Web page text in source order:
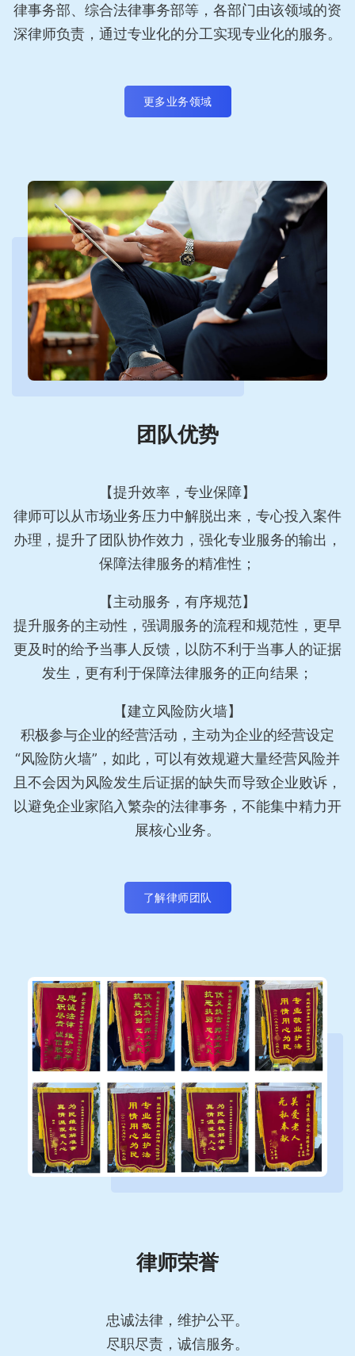
律事务部、综合法律事务部等，各部门由该领域的资
深律师负责，通过专业化的分工实现专业化的服务。
更多业务领域
团队优势
【提升效率，专业保障】
律师可以从市场业务压力中解脱出来，专心投入案件
办理，提升了团队协作效力，强化专业服务的输出，
保障法律服务的精准性；
【主动服务，有序规范】
提升服务的主动性，强调服务的流程和规范性，更早
更及时的给予当事人反馈，以防不利于当事人的证据
发生，更有利于保障法律服务的正向结果；
【建立风险防火墙】
积极参与企业的经营活动，主动为企业的经营设定
“风险防火墙”，如此，可以有效规避大量经营风险并
且不会因为风险发生后证据的缺失而导致企业败诉，
以避免企业家陷入繁杂的法律事务，不能集中精力开
展核心业务。
了解律师团队
律师荣誉
忠诚法律，维护公平。
尽职尽责，诚信服务。